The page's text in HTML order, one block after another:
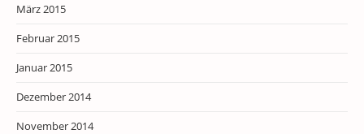
März 2015
Februar 2015
Januar 2015
Dezember 2014
November 2014